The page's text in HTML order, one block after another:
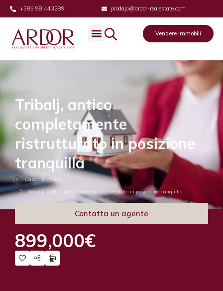
+385 98 443289 prodaja@ardor-realestate.com
Vendere immobili
Tribalj, antico
completamente
ristrutturato in posizione
tranquilla
Casa
Casa
Tribalj, antico completamente ristrutturato in posizione tranquilla
Contatta un agente
899,000€